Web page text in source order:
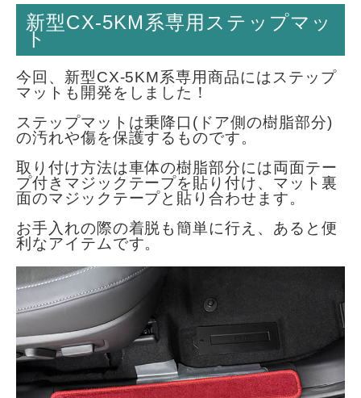
新型CX-5KM系専用ステップマッ
ト
今回、新型CX-5KM系専用商品にはステップ
マットも開発をしました！
ステップマットは乗降口(ドア側の樹脂部分)
の汚れや傷を保護するものです。
取り付け方法は車体の樹脂部分には両面テー
プ付きマジックテープを貼り付け、マット裏
面のマジックテープと貼り合わせます。
お手入れの際の着脱も簡単に行え、あると便
利なアイテムです。